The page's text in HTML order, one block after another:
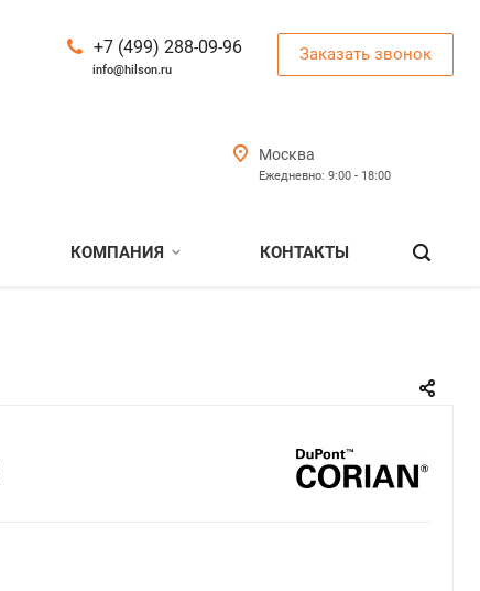
+7 (499) 288-09-96
info@hilson.ru
Заказать звонок
Москва
Ежедневно: 9:00 - 18:00
КОМПАНИЯ КОНТАКТЫ